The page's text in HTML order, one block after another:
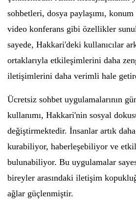
sohbetleri, dosya paylaşımı, konum
video konferans gibi özellikler
sayede, Hakkari'deki kullanıcılar
ortaklarıyla etkileşimlerini daha
iletişimlerini daha verimli hale
Ücretsiz sohbet uygulamalarının
kullanımı, Hakkari'nin sosyal
değiştirmektedir. İnsanlar artık
kurabiliyor, haberleşebiliyor ve
bulunabiliyor. Bu uygulamalar
bireyler arasındaki iletişim
ağlar güçlenmiştir.